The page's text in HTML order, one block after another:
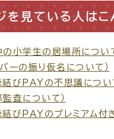
を見ている人は
小学生の居場所につい
ーの振り仮名について）
結びPAYの不思議につい
査について）
びＰＡＹのプレミアム付